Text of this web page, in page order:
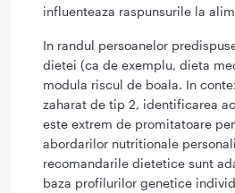
influenteaza raspunsurile la
In randul persoanelor
dietei (ca de exemplu, dieta
modula riscul de boala. In
zaharat de tip 2, identificarea
este extrem de promitatoare
abordarilor nutritionale
recomandarile dietetice sunt
baza profilurilor genetice